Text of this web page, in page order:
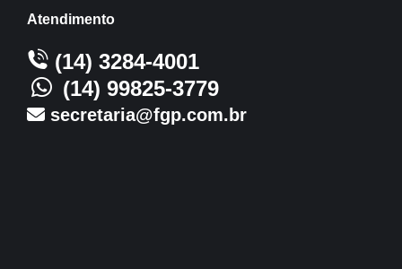
Atendimento
(14) 3284-4001
(14) 99825-3779
secretaria@fgp.com.br